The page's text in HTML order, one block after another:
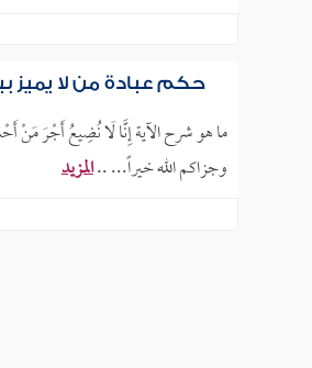
حكم عبادة من لا يميز
ما هو شرح الآية إِنَّا لَا نُضِيعُ أَجْرَ مَنْ
وجزاكم الله خيراً... ..المزيد